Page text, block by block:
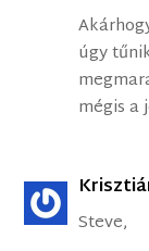
úgy
mégis a
Steve,